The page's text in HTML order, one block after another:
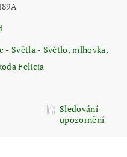
- Světla - Světlo, mlhovka,
Felicia
Sledování -
upozornění